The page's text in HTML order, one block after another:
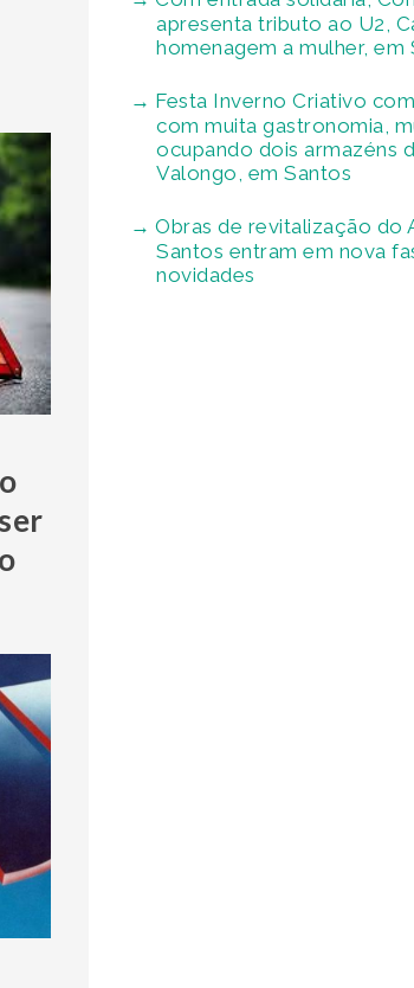
apresenta tributo ao U2,
homenagem a mulher, em
Festa Inverno Criativo
com muita gastronomia,
ocupando dois armazéns
Valongo, em Santos
Obras de revitalização do
Santos entram em nova
novidades